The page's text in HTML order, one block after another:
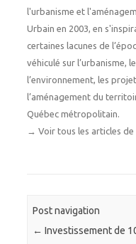
l'urbanisme et
Urbain en 2003, en
certaines lacunes de
véhiculé sur l’urbanisme,
l’environnement, les
l’aménagement du
Québec métropolitain.
→ Voir tous les articles
Post navigation
← Investissement de